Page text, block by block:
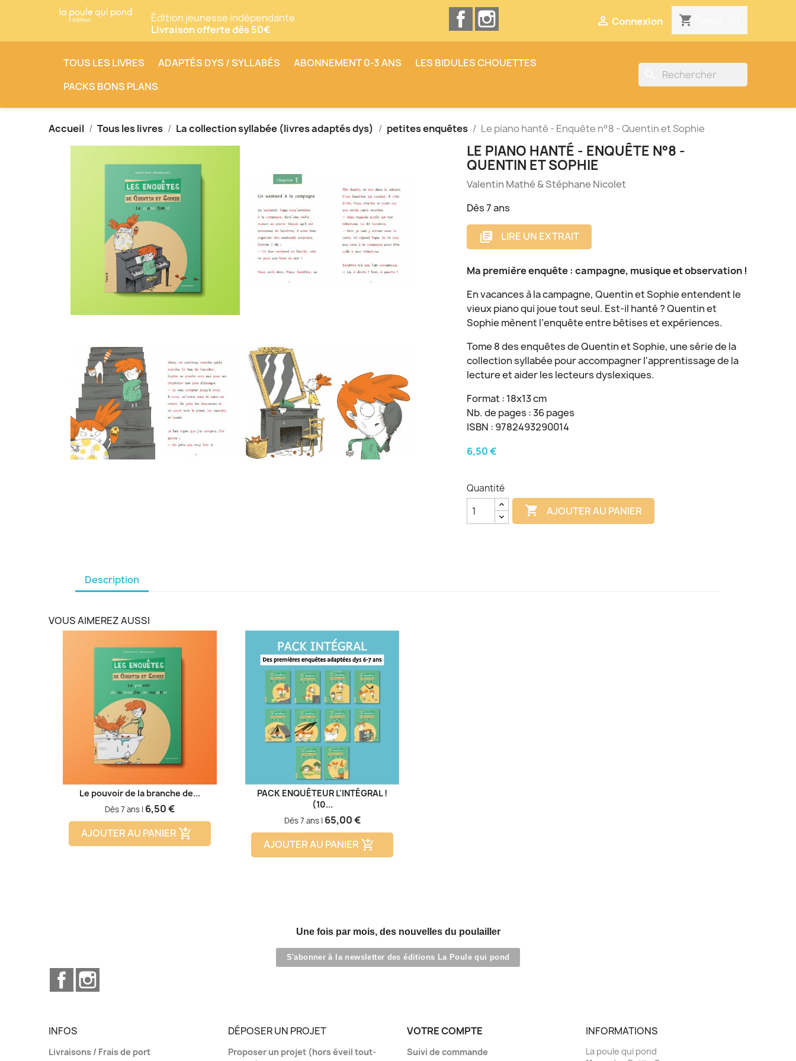
Édition jeunesse indépendante
Livraison offerte dès 50€
Facebook
 Connexion shopping_cart
TOUS LES LIVRES ADAPTÉS DYS / SYLLABÉS ABONNEMENT 0-3 ANS
LES BIDULES CHOUETTES
PACKS BONS PLANS
Accueil Tous les livres La collection syllabée (livres adaptés dys) petites enquêtes Le piano hanté - Enquête n°8 - Quentin et Sophie
LE PIANO HANTÉ - ENQUÊTE N°8 -
QUENTIN ET SOPHIE
Valentin Mathé & Stéphane Nicolet
Dès 7 ans
library_books LIRE UN EXTRAIT
Ma première enquête : campagne, musique et observation !
En vacances à la campagne, Quentin et Sophie entendent le
vieux piano qui joue tout seul. Est-il hanté ? Quentin et
Sophie mènent l’enquête entre bêtises et expériences.
Tome 8 des enquêtes de Quentin et Sophie, une série de la
collection syllabée pour accompagner l'apprentissage de la
lecture et aider les lecteurs dyslexiques.
Format : 18x13 cm
Nb. de pages : 36 pages
ISBN : 9782493290014
6,50 €
Quantité
 AJOUTER AU PANIER
Description
VOUS AIMEREZ AUSSI
Le pouvoir de la branche de...
Dès 7 ans | Prix
6,50 €
AJOUTER AU PANIER add_shopping_cart
PACK ENQUÊTEUR L'INTÉGRAL !
(10...
Dès 7 ans | Prix
65,00 €
AJOUTER AU PANIER add_shopping_cart
Une fois par mois, des nouvelles du poulailler
S'abonner à la newsletter des éditions La Poule qui pond
Facebook
INFOS
Livraisons / Frais de port
DÉPOSER UN PROJET
Proposer un projet (hors éveil tout-
VOTRE COMPTE
Suivi de commande
INFORMATIONS
La poule qui pond